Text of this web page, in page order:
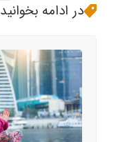
در ادامه بخوانید